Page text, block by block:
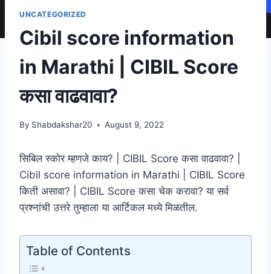
UNCATEGORIZED
Cibil score information
in Marathi | CIBIL Score
कसा वाढवावा?
By Shabdakshar20 August 9, 2022
सिबिल स्कोर म्हणजे काय? | CIBIL Score कसा वाढवावा? |
Cibil score information in Marathi | CIBIL Score
किती असावा? | CIBIL Score कसा चेक करावा? या सर्व
प्रश्नांची उत्तरे तुम्हाला या आर्टिकल मध्ये मिळतील.
Table of Contents